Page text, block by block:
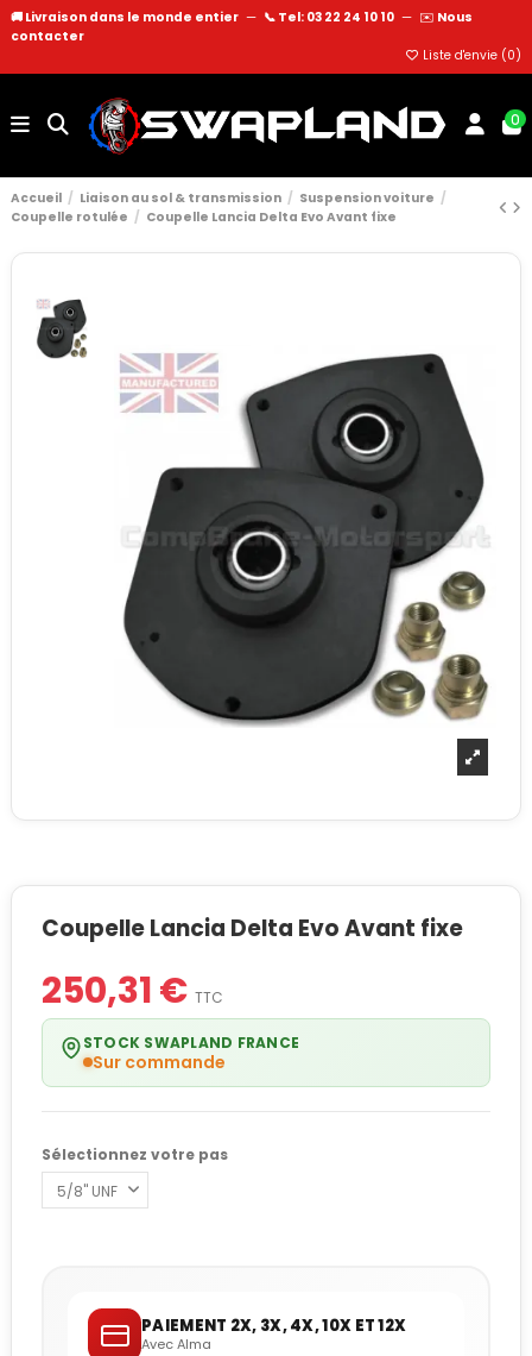
🚚 Livraison dans le monde entier — 📞 Tel: 03 22 24 10 10 — ✉️ Nous
contacter
Liste d'envie (0)
0
Accueil Liaison au sol & transmission
Suspension voiture
Coupelle rotulée
Coupelle Lancia Delta Evo Avant fixe
Coupelle Lancia Delta Evo Avant fixe
250,31 € TTC
STOCK SWAPLAND FRANCE
Sur commande
Sélectionnez votre pas
PAIEMENT 2X, 3X, 4X, 10X ET 12X
Avec Alma